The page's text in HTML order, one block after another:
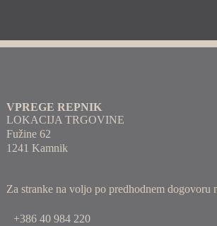
VPREGE REPNIK
LOKACIJA TRGOVINE
Fužine 62
1241 Kamnik
Za stranke na voljo po predhodnem dogovoru
+386 40 984 220